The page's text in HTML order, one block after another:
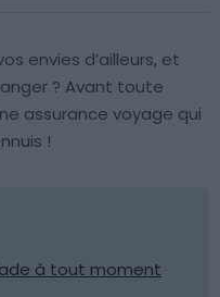
envies d’ailleurs, et
? Avant toute
assurance voyage qui
!
à tout moment